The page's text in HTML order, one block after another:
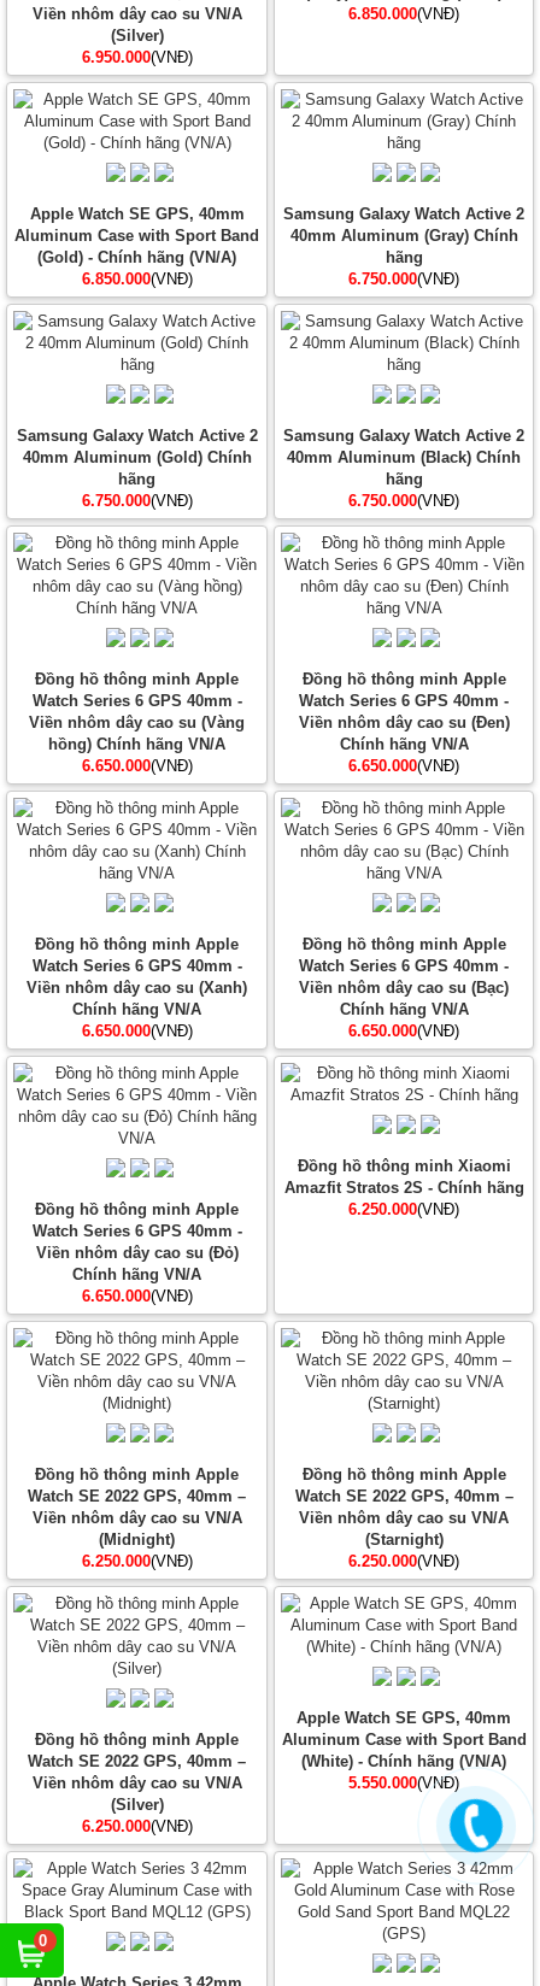
0
Viền nhôm dây cao su VN/A
(Silver)
6.950.000(VNĐ)
6.850.000(VNĐ)
Apple Watch SE GPS, 40mm
Aluminum Case with Sport Band
(Gold) - Chính hãng (VN/A)
6.850.000(VNĐ)
Samsung Galaxy Watch Active 2
40mm Aluminum (Gray) Chính
hãng
6.750.000(VNĐ)
Samsung Galaxy Watch Active 2
40mm Aluminum (Gold) Chính
hãng
6.750.000(VNĐ)
Samsung Galaxy Watch Active 2
40mm Aluminum (Black) Chính
hãng
6.750.000(VNĐ)
Đồng hồ thông minh Apple
Watch Series 6 GPS 40mm -
Viền nhôm dây cao su (Vàng
hồng) Chính hãng VN/A
6.650.000(VNĐ)
Đồng hồ thông minh Apple
Watch Series 6 GPS 40mm -
Viền nhôm dây cao su (Đen)
Chính hãng VN/A
6.650.000(VNĐ)
Đồng hồ thông minh Apple
Watch Series 6 GPS 40mm -
Viền nhôm dây cao su (Xanh)
Chính hãng VN/A
6.650.000(VNĐ)
Đồng hồ thông minh Apple
Watch Series 6 GPS 40mm -
Viền nhôm dây cao su (Bạc)
Chính hãng VN/A
6.650.000(VNĐ)
Đồng hồ thông minh Apple
Watch Series 6 GPS 40mm -
Viền nhôm dây cao su (Đỏ)
Chính hãng VN/A
6.650.000(VNĐ)
Đồng hồ thông minh Xiaomi
Amazfit Stratos 2S - Chính hãng
6.250.000(VNĐ)
Đồng hồ thông minh Apple
Watch SE 2022 GPS, 40mm –
Viền nhôm dây cao su VN/A
(Midnight)
6.250.000(VNĐ)
Đồng hồ thông minh Apple
Watch SE 2022 GPS, 40mm –
Viền nhôm dây cao su VN/A
(Starnight)
6.250.000(VNĐ)
Đồng hồ thông minh Apple
Watch SE 2022 GPS, 40mm –
Viền nhôm dây cao su VN/A
(Silver)
6.250.000(VNĐ)
Apple Watch SE GPS, 40mm
Aluminum Case with Sport Band
(White) - Chính hãng (VN/A)
5.550.000(VNĐ)